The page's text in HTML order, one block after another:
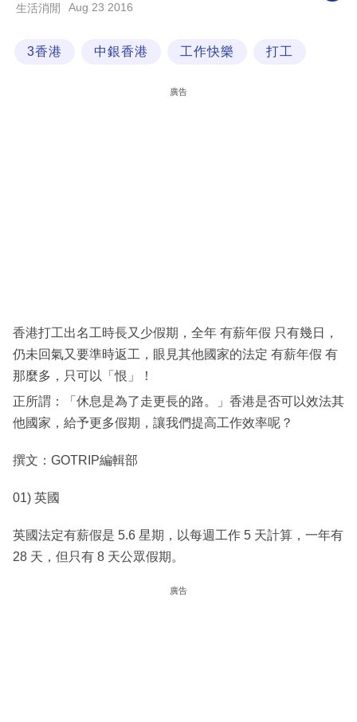
科
區
生活消閒 Aug 23 2016
3香港 中銀香港 工作快樂 打工
廣告
香港打工出名工時長又少假期，全年 有薪年假 只有幾日，
仍未回氣又要準時返工，眼見其他國家的法定 有薪年假 有
那麼多，只可以「恨」！
正所謂：「休息是為了走更長的路。」香港是否可以效法其
他國家，給予更多假期，讓我們提高工作效率呢？
撰文：GOTRIP編輯部
01) 英國
英國法定有薪假是 5.6 星期，以每週工作 5 天計算，一年有
28 天，但只有 8 天公眾假期。
廣告